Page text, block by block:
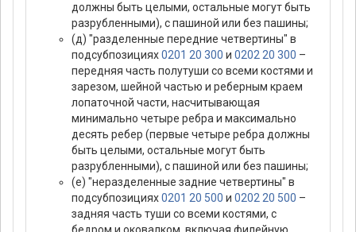
должны быть целыми, остальные могут быть
разрубленными), с пашиной или без пашины;
(д) "разделенные передние четвертины" в
подсубпозициях0201 20 300 и 0202 20 300 –
передняя часть полутуши со всеми костями и
зарезом, шейной частью и реберным краем
лопаточной части, насчитывающая
минимально четыре ребра и максимально
десять ребер (первые четыре ребра должны
быть целыми, остальные могут быть
разрубленными), с пашиной или без пашины;
(е) "неразделенные задние четвертины" в
подсубпозициях0201 20 500 и 0202 20 500 –
задняя часть туши со всеми костями, с